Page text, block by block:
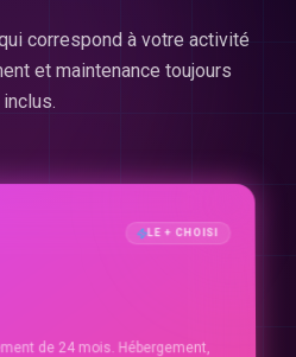
correspond à votre activité
et maintenance toujours
inclus.
LE + CHOISI
de 24 mois. Hébergement,